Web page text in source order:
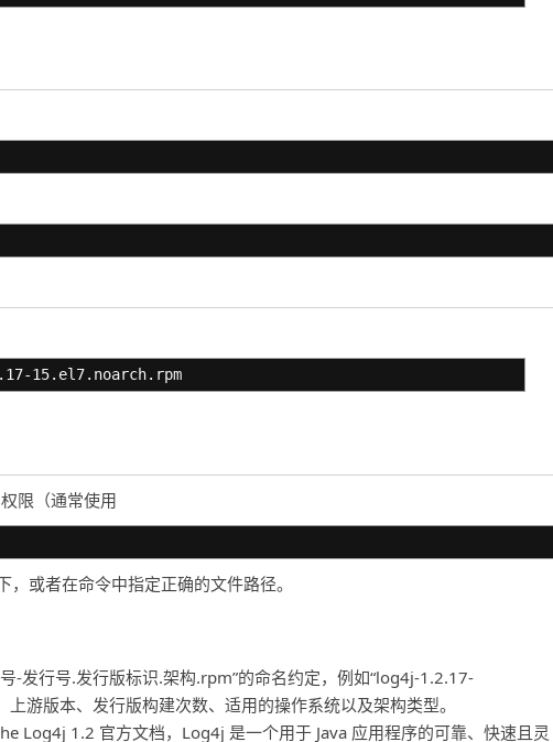
15.el7.noarch.rpm
限（通常使用
或者在命令中指定正确的文件路径。
-发行号.发行版标识.架构.rpm”的命名约定，例如“log4j-1.2.17-
游版本、发行版构建次数、适用的操作系统以及架构类型。
Log4j 1.2 官方文档，Log4j 是一个用于 Java 应用程序的可靠、快速且灵